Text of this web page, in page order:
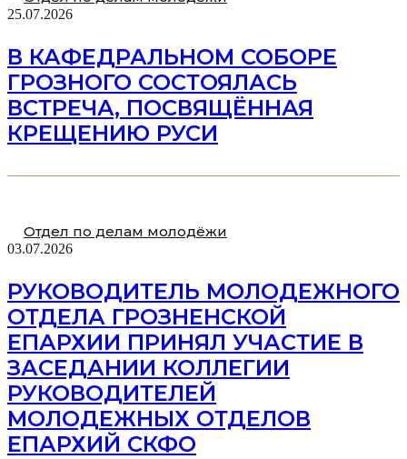
25.07.2026
В КАФЕДРАЛЬНОМ СОБОРЕ
ГРОЗНОГО СОСТОЯЛАСЬ
ВСТРЕЧА, ПОСВЯЩЁННАЯ
КРЕЩЕНИЮ РУСИ
Отдел по делам молодёжи
03.07.2026
РУКОВОДИТЕЛЬ МОЛОДЕЖНОГО
ОТДЕЛА ГРОЗНЕНСКОЙ
ЕПАРХИИ ПРИНЯЛ УЧАСТИЕ В
ЗАСЕДАНИИ КОЛЛЕГИИ
РУКОВОДИТЕЛЕЙ
МОЛОДЕЖНЫХ ОТДЕЛОВ
ЕПАРХИЙ СКФО